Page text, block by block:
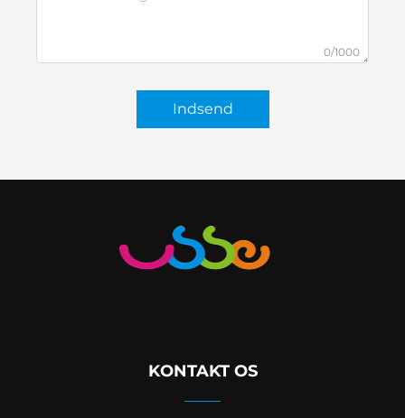
0/1000
Indsend
KONTAKT OS